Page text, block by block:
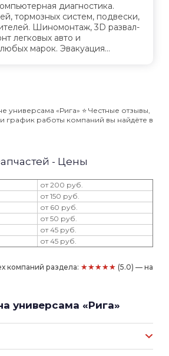
диагностика.
тормозных систем, подвески,
Шиномонтаж, 3D развал-
легковых авто и
марок. Эвакуация...
универсама «Рига» ⭐️ Честные отзывы,
график работы компаний вы найдёте в
- Цены
от 200 руб.
от 150 руб.
от 60 руб.
от 50 руб.
от 45 руб.
от 45 руб.
компаний раздела: ★★★★★ (5.0) — на
универсама «Рига»